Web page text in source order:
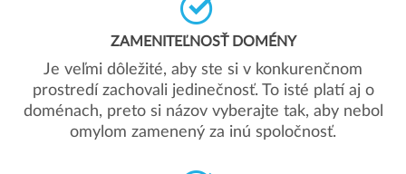
ZAMENITEĽNOSŤ DOMÉNY
Je veľmi dôležité, aby ste si v konkurenčnom
prostredí zachovali jedinečnosť. To isté platí aj o
doménach, preto si názov vyberajte tak, aby nebol
omylom zamenený za inú spoločnosť.